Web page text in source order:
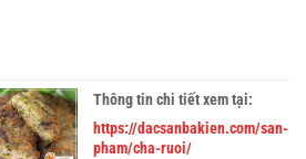
Thông tin chi tiết xem tại:
https://dacsanbakien.com/san-
pham/cha-ruoi/